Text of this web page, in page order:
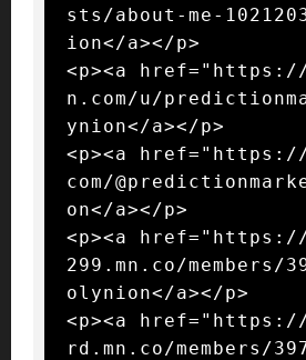
sts/about-me-
ion</a></p>
<p><a href="https://
n.com/u/
ynion</a></p>
<p><a href="https://
com/
on</a></p>
<p><a
299.mn.co/members/
olynion</a></p>
<p><a
rd.mn.co/members/